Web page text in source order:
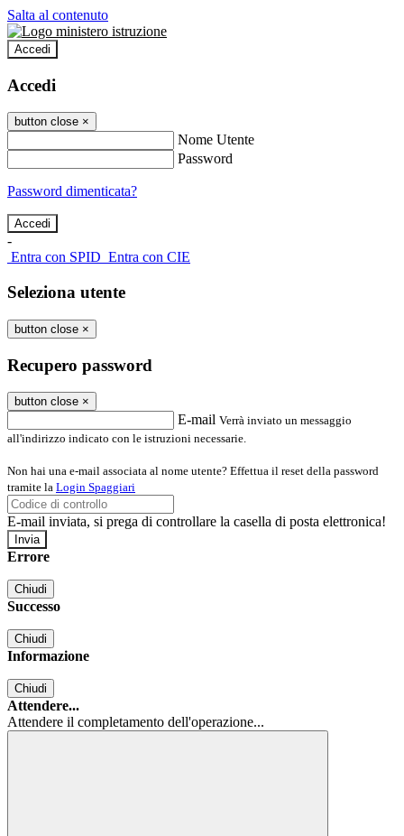
Salta al contenuto
Accedi
Accedi
button close ×
Nome Utente
Password
Password dimenticata?
-
Entra con SPID Entra con CIE
Seleziona utente
button close ×
Recupero password
button close ×
E-mail Verrà inviato un messaggio
all'indirizzo indicato con le istruzioni necessarie.
Non hai una e-mail associata al nome utente? Effettua il reset della password
tramite la Login Spaggiari
E-mail inviata, si prega di controllare la casella di posta elettronica!
Errore
Chiudi
Successo
Chiudi
Informazione
Chiudi
Attendere...
Attendere il completamento dell'operazione...